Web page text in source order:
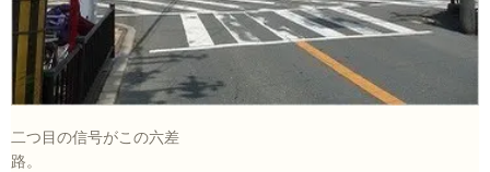
二つ目の信号がこの六差
路。